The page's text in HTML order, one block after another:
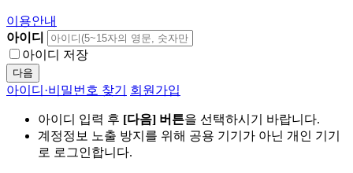
이용안내
아이디
아이디 저장
다음
아이디·비밀번호 찾기 회원가입
아이디 입력 후 [다음] 버튼을 선택하시기 바랍니다.
계정정보 노출 방지를 위해 공용 기기가 아닌 개인 기기
로 로그인합니다.